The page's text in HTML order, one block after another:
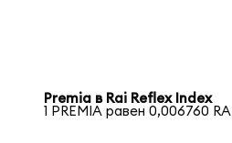
Premia в Rai Reflex Index
1 PREMIA равен 0,006760 RAI